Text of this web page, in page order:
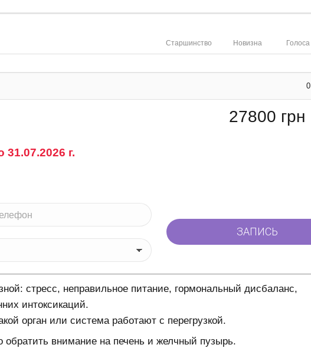
Голоса
Новизна
Старшинство
0
27800 грн
г.
стресс, неправильное питание, гормональный дисбаланс,
интоксикаций.
орган или система работают с перегрузкой.
обратить внимание на печень и желчный пузырь.